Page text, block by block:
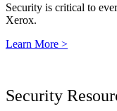
Security is critical to
Xerox.
Learn More >
Security